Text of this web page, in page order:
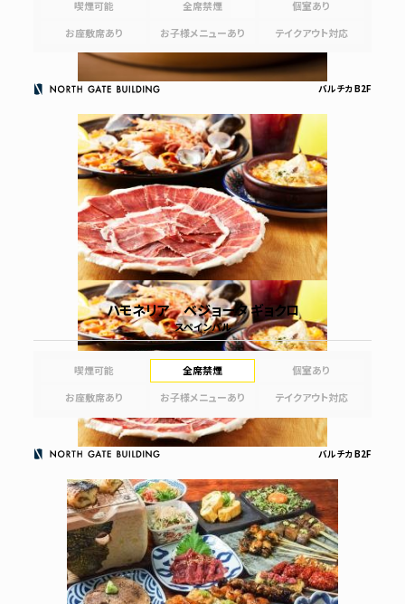
喫煙可能 全席禁煙
個室あり
お座敷席あり
お子様メニューあり テイクアウト対応
バルチカ B2F
ハモネリア ベジョータ ギョクロ
スペインバル
喫煙可能 全席禁煙
個室あり
お座敷席あり
お子様メニューあり テイクアウト対応
バルチカ B2F